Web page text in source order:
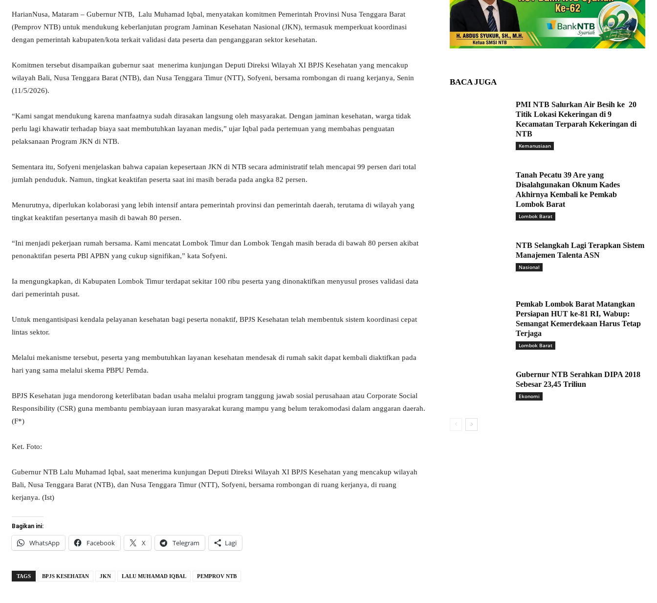
HarianNusa, Mataram – Gubernur NTB, Lalu Muhamad Iqbal, menyatakan komitmen Pemerintah Provinsi Nusa Tenggara Barat
(Pemprov NTB) untuk mendukung keberlanjutan program Jaminan Kesehatan Nasional (JKN), termasuk memperkuat koordinasi
dengan pemerintah kabupaten/kota terkait validasi data peserta dan penganggaran sektor kesehatan.
Komitmen tersebut disampaikan gubernur saat menerima kunjungan Deputi Direksi Wilayah XI BPJS Kesehatan yang mencakup
wilayah Bali, Nusa Tenggara Barat (NTB), dan Nusa Tenggara Timur (NTT), Sofyeni, bersama rombongan di ruang kerjanya, Senin
(11/5/2026).
“Kami sangat mendukung karena manfaatnya sudah dirasakan langsung oleh masyarakat. Dengan jaminan kesehatan, warga tidak
perlu lagi khawatir terhadap biaya saat membutuhkan layanan medis,” ujar Iqbal pada pertemuan yang membahas penguatan
pelaksanaan Program JKN di NTB.
Sementara itu, Sofyeni menjelaskan bahwa capaian kepesertaan JKN di NTB secara administratif telah mencapai 99 persen dari total
jumlah penduduk. Namun, tingkat keaktifan peserta saat ini masih berada pada angka 82 persen.
Menurutnya, diperlukan kolaborasi yang lebih intensif antara pemerintah provinsi dan pemerintah daerah, terutama di wilayah yang
tingkat keaktifan pesertanya masih di bawah 80 persen.
“Ini menjadi pekerjaan rumah bersama. Kami mencatat Lombok Timur dan Lombok Tengah masih berada di bawah 80 persen akibat
penonaktifan peserta PBI APBN yang cukup signifikan,” kata Sofyeni.
Ia mengungkapkan, di Kabupaten Lombok Timur terdapat sekitar 100 ribu peserta yang dinonaktifkan menyusul proses validasi data
dari pemerintah pusat.
Untuk mengantisipasi kendala pelayanan kesehatan bagi peserta nonaktif, BPJS Kesehatan telah membentuk sistem koordinasi cepat
lintas sektor.
Melalui mekanisme tersebut, peserta yang membutuhkan layanan kesehatan mendesak di rumah sakit dapat kembali diaktifkan pada
hari yang sama melalui skema PBPU Pemda.
BPJS Kesehatan juga mendorong keterlibatan badan usaha melalui program tanggung jawab sosial perusahaan atau Corporate Social
Responsibility (CSR) guna membantu pembiayaan iuran masyarakat kurang mampu yang belum terakomodasi dalam anggaran daerah.
(F*)
Ket. Foto:
Gubernur NTB Lalu Muhamad Iqbal, saat menerima kunjungan Deputi Direksi Wilayah XI BPJS Kesehatan yang mencakup wilayah
Bali, Nusa Tenggara Barat (NTB), dan Nusa Tenggara Timur (NTT), Sofyeni, bersama rombongan di ruang kerjanya, di ruang
kerjanya. (Ist)
Bagikan ini:
WhatsApp Facebook X Telegram Lagi
TAGS BPJS KESEHATAN JKN LALU MUHAMAD IQBAL PEMPROV NTB
BACA JUGA
PMI NTB Salurkan Air Besih ke 20
Titik Lokasi Kekeringan di 9
Kecamatan Terparah Kekeringan di
NTB
Kemanusiaan
Tanah Pecatu 39 Are yang
Disalahgunakan Oknum Kades
Akhirnya Kembali ke Pemkab
Lombok Barat
Lombok Barat
NTB Selangkah Lagi Terapkan Sistem
Manajemen Talenta ASN
Nasional
Pemkab Lombok Barat Matangkan
Persiapan HUT ke-81 RI, Wabup:
Semangat Kemerdekaan Harus Tetap
Terjaga
Lombok Barat
Gubernur NTB Serahkan DIPA 2018
Sebesar 23,45 Triliun
Ekonomi